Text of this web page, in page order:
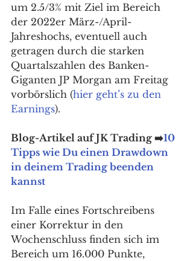
um 2.5/3% mit Ziel im Bereich
der 2022er März-/April-
Jahreshochs, eventuell auch
getragen durch die starken
Quartalszahlen des Banken-
Giganten JP Morgan am Freitag
vorbörslich (hier geht’s zu den
Earnings).
Blog-Artikel auf JK Trading ➡️10
Tipps wie Du einen Drawdown
in deinem Trading beenden
kannst
Im Falle eines Fortschreibens
einer Korrektur in den
Wochenschluss finden sich im
Bereich um 16.000 Punkte,